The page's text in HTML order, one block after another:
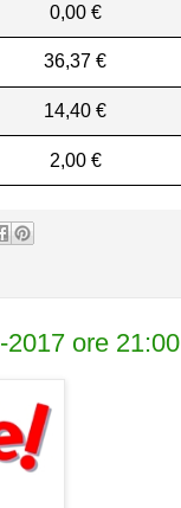
0,00 €
36,37 €
14,40 €
2,00 €
ore 21:00